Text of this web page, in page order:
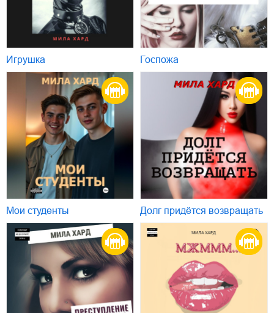
Игрушка Госпожа
Мои студенты Долг придётся возвращать